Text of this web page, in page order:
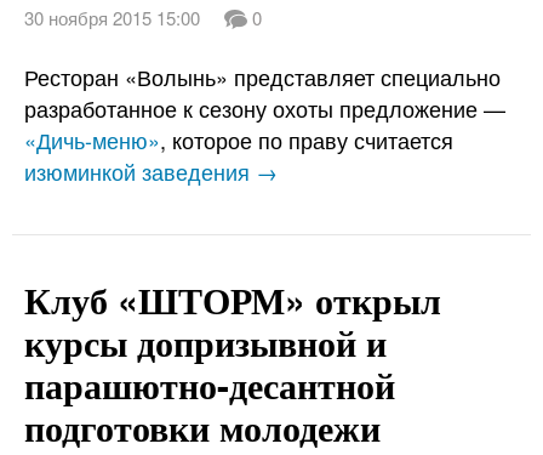
30 ноября 2015 15:00 0
Ресторан «Волынь» представляет специально
разработанное к сезону охоты предложение —
«Дичь-меню», которое по праву считается
изюминкой заведения →
Клуб «ШТОРМ» открыл
курсы допризывной и
парашютно-десантной
подготовки молодежи